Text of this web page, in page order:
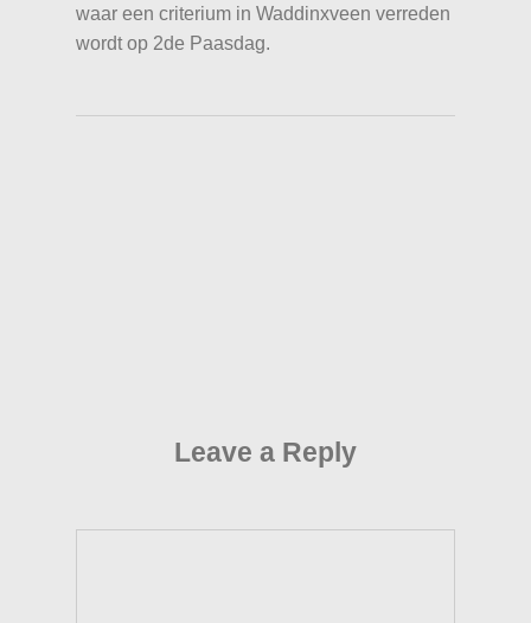
waar een criterium in Waddinxveen verreden
wordt op 2de Paasdag.
Leave a Reply